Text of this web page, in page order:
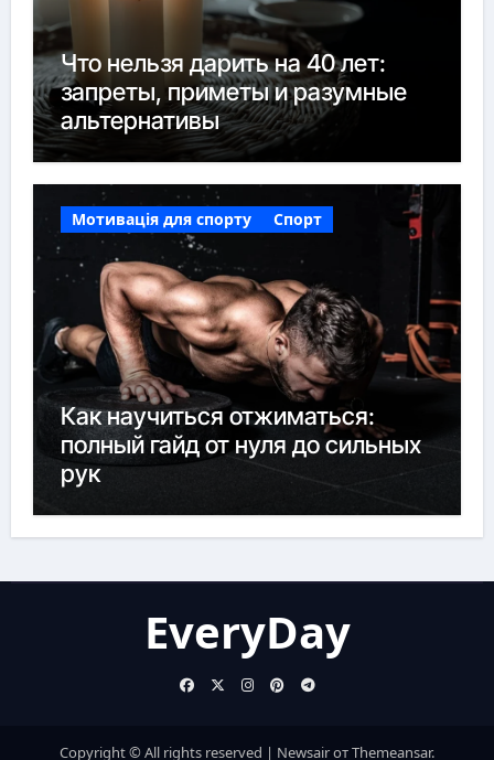
Что нельзя дарить на 40 лет:
запреты, приметы и разумные
альтернативы
Мотивація для спорту Спорт
Как научиться отжиматься:
полный гайд от нуля до сильных
рук
EveryDay
Copyright © All rights reserved | NewsairотThemeansar.